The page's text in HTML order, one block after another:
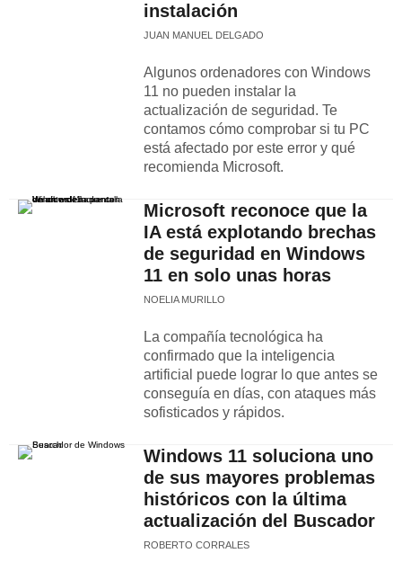
instalación
JUAN MANUEL DELGADO
Algunos ordenadores con Windows
11 no pueden instalar la
actualización de seguridad. Te
contamos cómo comprobar si tu PC
está afectado por este error y qué
recomienda Microsoft.
Microsoft reconoce que la
IA está explotando brechas
de seguridad en Windows
11 en solo unas horas
NOELIA MURILLO
La compañía tecnológica ha
confirmado que la inteligencia
artificial puede lograr lo que antes se
conseguía en días, con ataques más
sofisticados y rápidos.
Windows 11 soluciona uno
de sus mayores problemas
históricos con la última
actualización del Buscador
ROBERTO CORRALES